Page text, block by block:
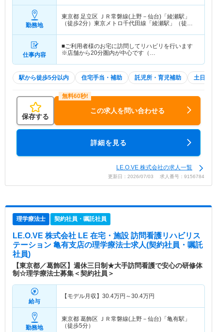
勤務地
東京都 足立区 ＪＲ常磐線(上野－仙台)「綾瀬駅」
（徒歩2分）東京メトロ千代田線「綾瀬駅」（徒歩2
仕事内容
■ご利用者様のお宅に訪問してリハビリを行います
※店舗から20分圏内が中心です（…
駅から徒歩5分以内 住宅手当・補助 託児所・育児補助 土日祝休
保存する
この求人を問い合わせる
詳細を見る
LE.O.VE 株式会社の求人一覧
更新日：2026/07/03 求人番号：9156784
理学療法士 契約社員・嘱託社員
LE.O.VE 株式会社 LE 在宅・施設 訪問看護リハビリス
テーション 亀有支店の理学療法士求人(契約社員・嘱託
社員)
【東京都／葛飾区】週休三日制★大手訪問看護で安心の研修体
制☆理学療法士募集＜契約社員＞
給与
【モデル月収】 30.4万円～30.4万円
勤務地
東京都 葛飾区 ＪＲ常磐線(上野－仙台)「亀有駅」
（徒歩5分）